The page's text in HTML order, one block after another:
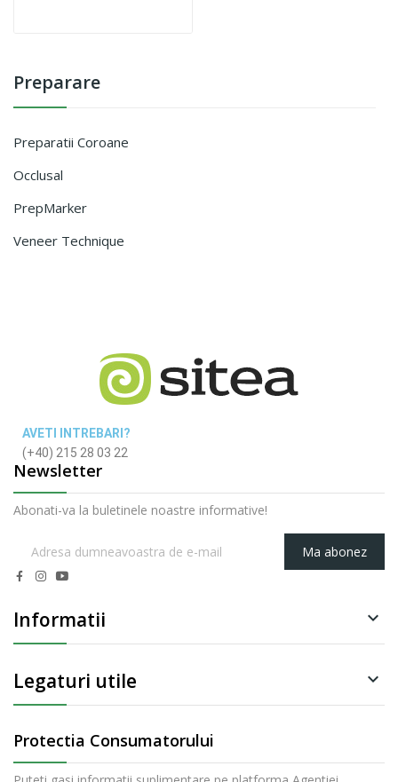
Preparare
Preparatii Coroane
Occlusal
PrepMarker
Veneer Technique
AVETI INTREBARI?
(+40) 215 28 03 22
Newsletter
Abonati-va la buletinele noastre informative!
Ma abonez
Informatii 
Legaturi utile 
Protectia Consumatorului